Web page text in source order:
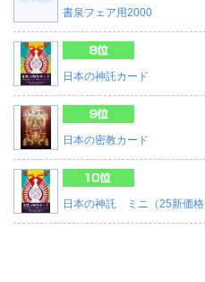
書泉フェア用2000
日本の神託カード
日本の密教カード
日本の神託 ミニ（25新価格